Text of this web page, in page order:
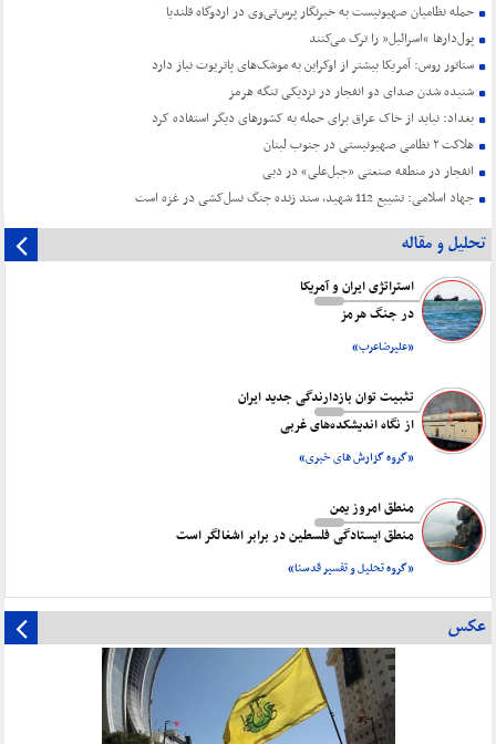
حمله نظامیان صهیونیست به خبرنگار پرس‌تی‌وی در اردوگاه قلندیا
پول‌دارها “اسرائیل” را ترک می‌کنند
سناتور روس: آمریکا بیشتر از اوکراین به موشک‌های پاتریوت نیاز دارد
شنیده شدن صدای دو انفجار در نزدیکی تنگه هرمز
بغداد: نباید از خاک عراق برای حمله به کشورهای دیگر استفاده کرد
هلاکت ۲ نظامی صهیونیستی در جنوب لبنان
انفجار در منطقه صنعتی «جبل‌علی» در دبی
جهاد اسلامی: تشییع 112 شهید، سند زنده جنگ نسل‌کشی در غزه است
تحلیل و مقاله
استراتژی ایران و آمریکا
در جنگ هرمز
«علیرضاعرب»
تثبیت توان بازدارندگی جدید ایران
از نگاه اندیشکده‌های غربی
«گروه گزارش های خبری»
منطق امروز یمن
منطق ایستادگی فلسطین در برابر اشغالگر است
«گروه تحلیل و تفسیر قدسنا»
عکس